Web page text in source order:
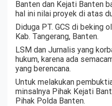
Banten dan Kejati Banten
hal ini nilai proyek di atas
Diduga PT. GCS di beking
Kab. Tangerang, Banten.
LSM dan Jurnalis yang
hukum, karena ada
yang berencana.
Untuk melakukan
minsalnya Pihak Kejati
Pihak Polda Banten.